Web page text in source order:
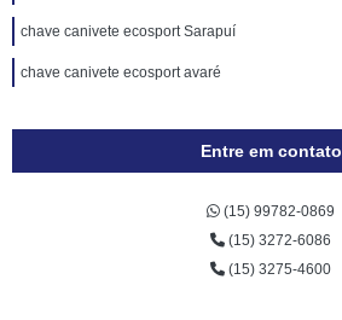
chave canivete ecosport Sarapuí
chave canivete ecosport avaré
Entre em contato
(15) 99782-0869
(15) 3272-6086
(15) 3275-4600